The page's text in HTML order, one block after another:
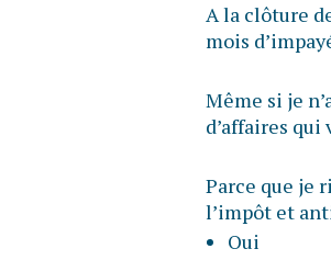
A la clôture
mois
Même si je
d’affaires qui
Parce que je
l’impôt et
Oui